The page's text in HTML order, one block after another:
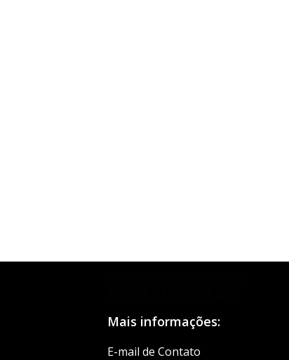
Mais informações:
E-mail de Contato